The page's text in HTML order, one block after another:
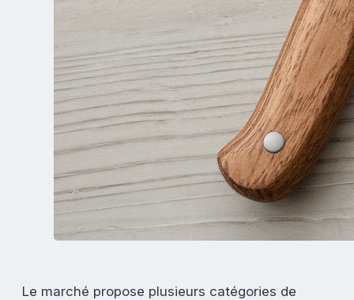
Le marché propose plusieurs catégories de